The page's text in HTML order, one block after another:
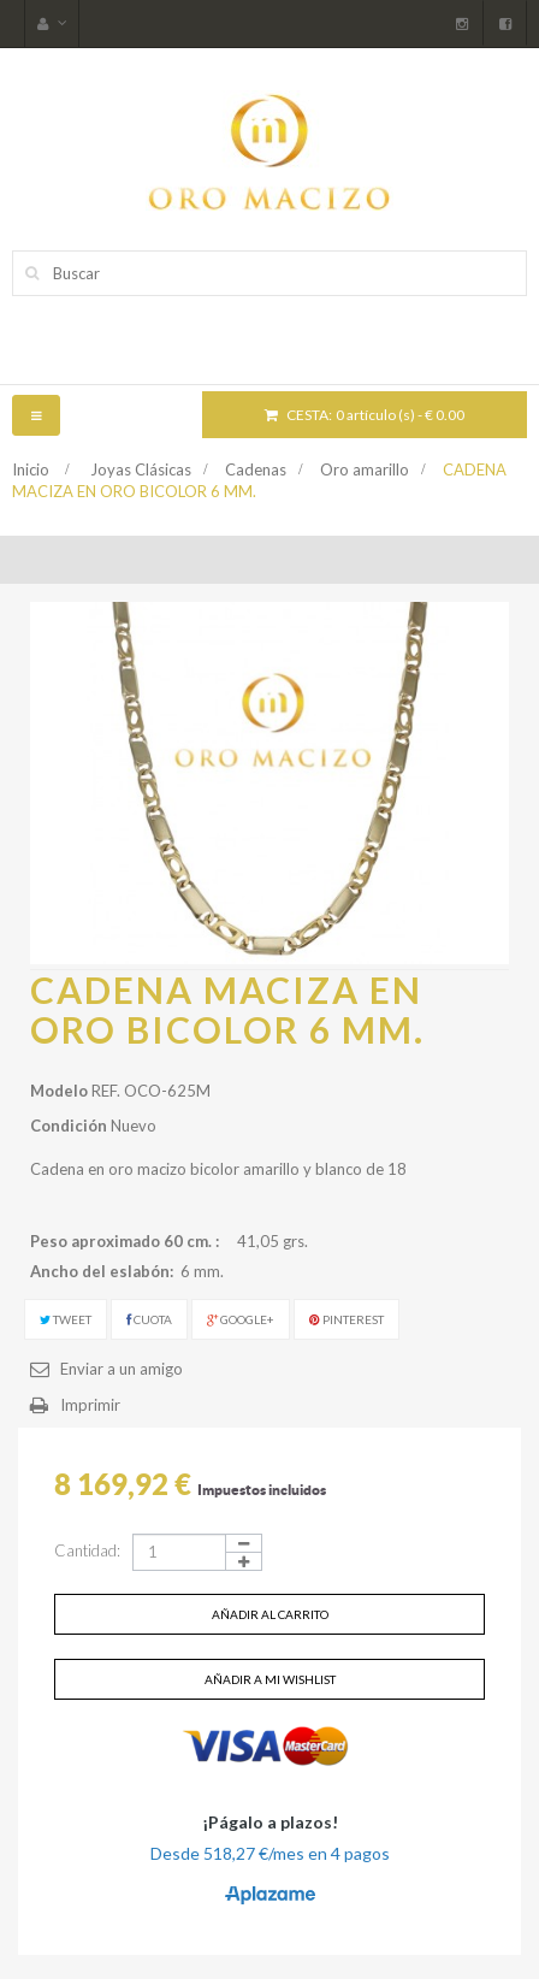
CESTA: 0 artículo (s) - € 0.00
NAVEGACIÓN
TOGGLE
Inicio > Joyas Clásicas > Cadenas > Oro amarillo >
CADENA
MACIZA EN ORO BICOLOR 6 MM.
CADENA MACIZA EN
ORO BICOLOR 6 MM.
ModeloREF. OCO-625M
Condición Nuevo
Cadena en oro macizo bicolor amarillo y blanco de 18
Peso aproximado 60 cm. :
41,05 grs.
Ancho del eslabón: 6 mm.
TWEET CUOTA GOOGLE+ PINTEREST
Enviar a un amigo
Imprimir
8 169,92 € Impuestos incluidos
Cantidad:
AÑADIR AL CARRITO
AÑADIR A MI WISHLIST